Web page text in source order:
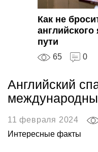
Как не
пути
65 0
Английский
11 февраля 2024
Интересные факты